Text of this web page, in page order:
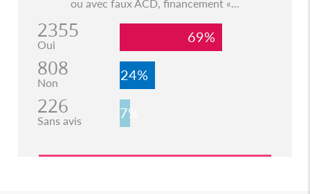
ou avec faux ACD, financement «...
2355
Oui 69%
808
Non 24%
226
Sans avis 7%